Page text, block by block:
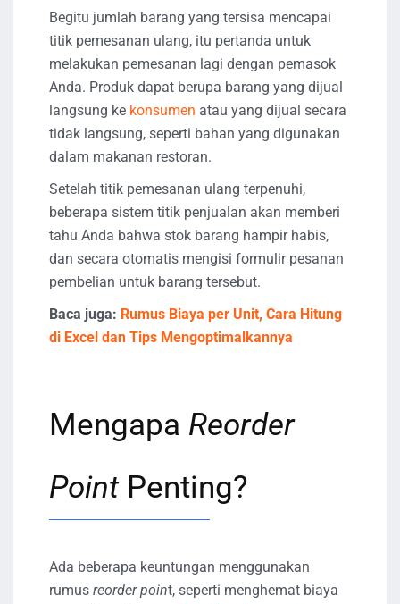
Begitu jumlah barang yang tersisa mencapai
titik pemesanan ulang, itu pertanda untuk
melakukan pemesanan lagi dengan pemasok
Anda. Produk dapat berupa barang yang dijual
langsung ke konsumen atau yang dijual secara
tidak langsung, seperti bahan yang digunakan
dalam makanan restoran.
Setelah titik pemesanan ulang terpenuhi,
beberapa sistem titik penjualan akan memberi
tahu Anda bahwa stok barang hampir habis,
dan secara otomatis mengisi formulir pesanan
pembelian untuk barang tersebut.
Baca juga: Rumus Biaya per Unit, Cara Hitung
di Excel dan Tips Mengoptimalkannya
Mengapa Reorder
Point Penting?
Ada beberapa keuntungan menggunakan
rumus reorder point, seperti menghemat biaya